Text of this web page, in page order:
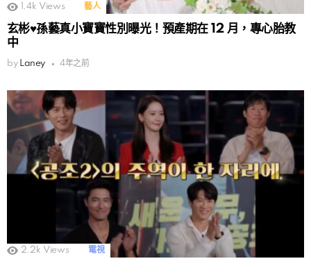
1.4k Views 藝人
玄彬♥孫藝真小寶寶性別曝光！預產期在 12 月，專心胎教
中
by Laney 4年之前
2.2k Views 電視